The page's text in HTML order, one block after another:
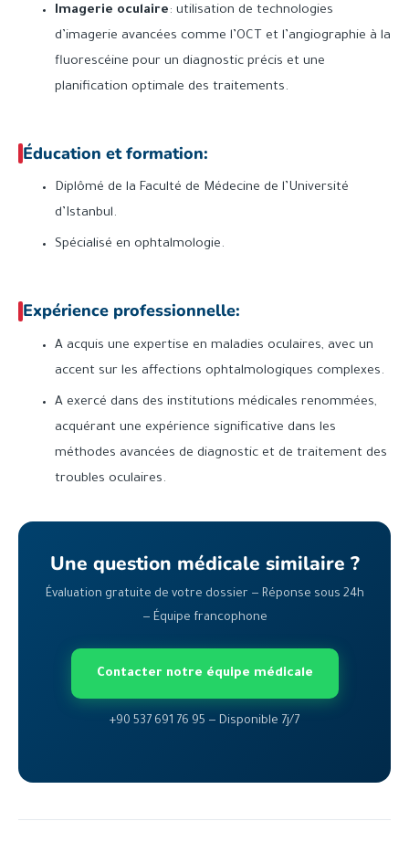
Imagerie oculaire: utilisation de technologies
d’imagerie avancées comme l’OCT et l’angiographie à la
fluorescéine pour un diagnostic précis et une
planification optimale des traitements.
Éducation et formation:
Diplômé de la Faculté de Médecine de l’Université
d’Istanbul.
Spécialisé en ophtalmologie.
Expérience professionnelle:
A acquis une expertise en maladies oculaires, avec un
accent sur les affections ophtalmologiques complexes.
A exercé dans des institutions médicales renommées,
acquérant une expérience significative dans les
méthodes avancées de diagnostic et de traitement des
troubles oculaires.
Une question médicale similaire ?
Évaluation gratuite de votre dossier — Réponse sous 24h
— Équipe francophone
Contacter notre équipe médicale
+90 537 691 76 95 — Disponible 7j/7